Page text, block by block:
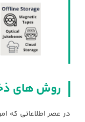
روش های
در عصر اطلاعاتی که